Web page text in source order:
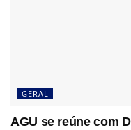
GERAL
AGU se reúne com